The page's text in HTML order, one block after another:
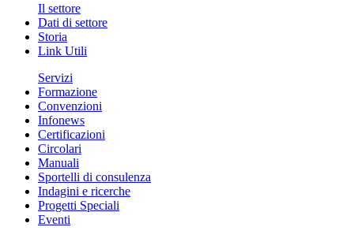
Il settore
Dati di settore
Storia
Link Utili
Servizi
Formazione
Convenzioni
Infonews
Certificazioni
Circolari
Manuali
Sportelli di consulenza
Indagini e ricerche
Progetti Speciali
Eventi